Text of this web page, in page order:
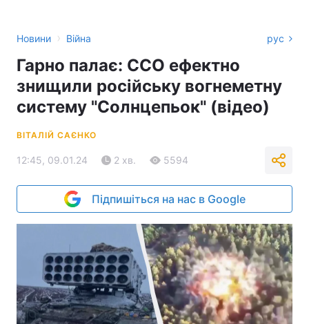
Новини › Війна рус
Гарно палає: ССО ефектно
знищили російську вогнеметну
систему "Солнцепьок" (відео)
ВІТАЛІЙ САЄНКО
12:45, 09.01.24 2 хв. 5594
Підпишіться на нас в Google